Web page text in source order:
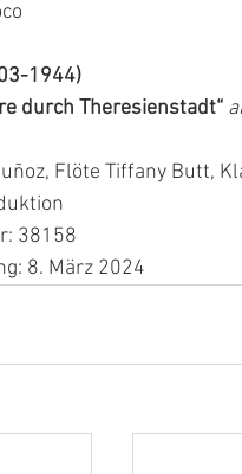
1944)
durch Theresienstadt“
Flöte Tiffany Butt,
38158
8. März 2024